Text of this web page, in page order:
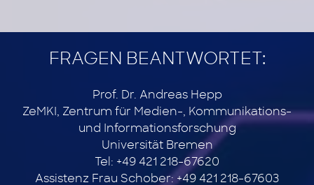
FRAGEN BEANTWORTET:
Prof. Dr. Andreas Hepp
ZeMKI, Zentrum für Medien-, Kommunikations-
und Informationsforschung
Universität Bremen
Tel: +49 421 218-67620
Assistenz Frau Schober: +49 421 218-67603